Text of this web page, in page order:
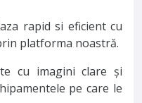
rapid si eficient cu
platforma noastră.
cu imagini clare și
pe care le